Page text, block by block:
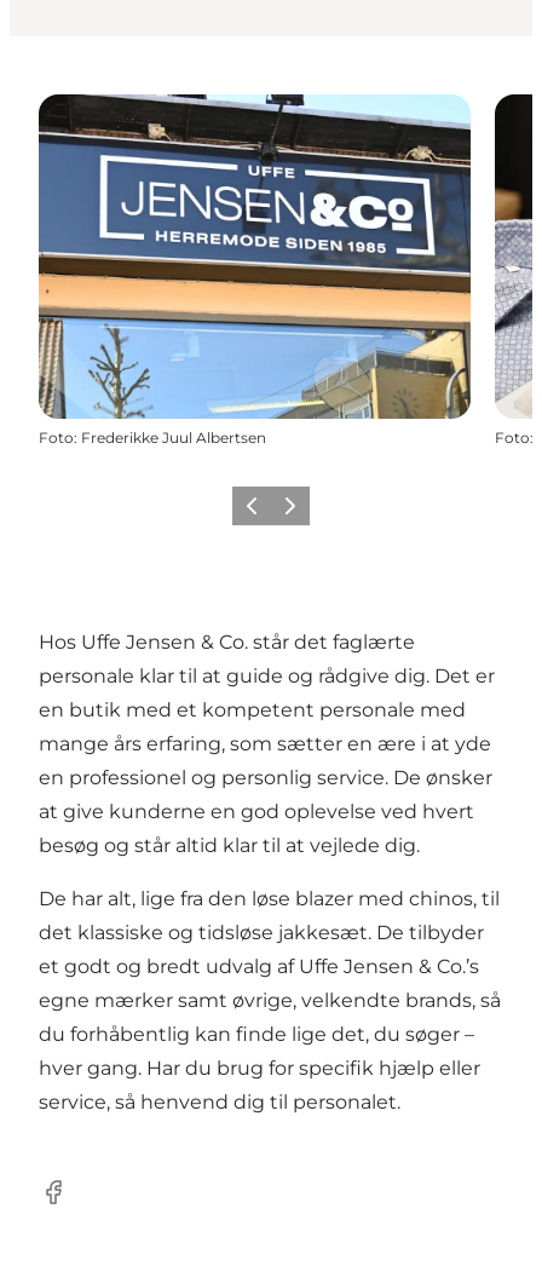
Foto: Frederikke Juul Albertsen Foto:
Forrige billede
Næste billede
Hos Uffe Jensen & Co. står det faglærte
personale klar til at guide og rådgive dig. Det er
en butik med et kompetent personale med
mange års erfaring, som sætter en ære i at yde
en professionel og personlig service. De ønsker
at give kunderne en god oplevelse ved hvert
besøg og står altid klar til at vejlede dig.
De har alt, lige fra den løse blazer med chinos, til
det klassiske og tidsløse jakkesæt. De tilbyder
et godt og bredt udvalg af Uffe Jensen & Co.’s
egne mærker samt øvrige, velkendte brands, så
du forhåbentlig kan finde lige det, du søger –
hver gang. Har du brug for specifik hjælp eller
service, så henvend dig til personalet.
Facebook